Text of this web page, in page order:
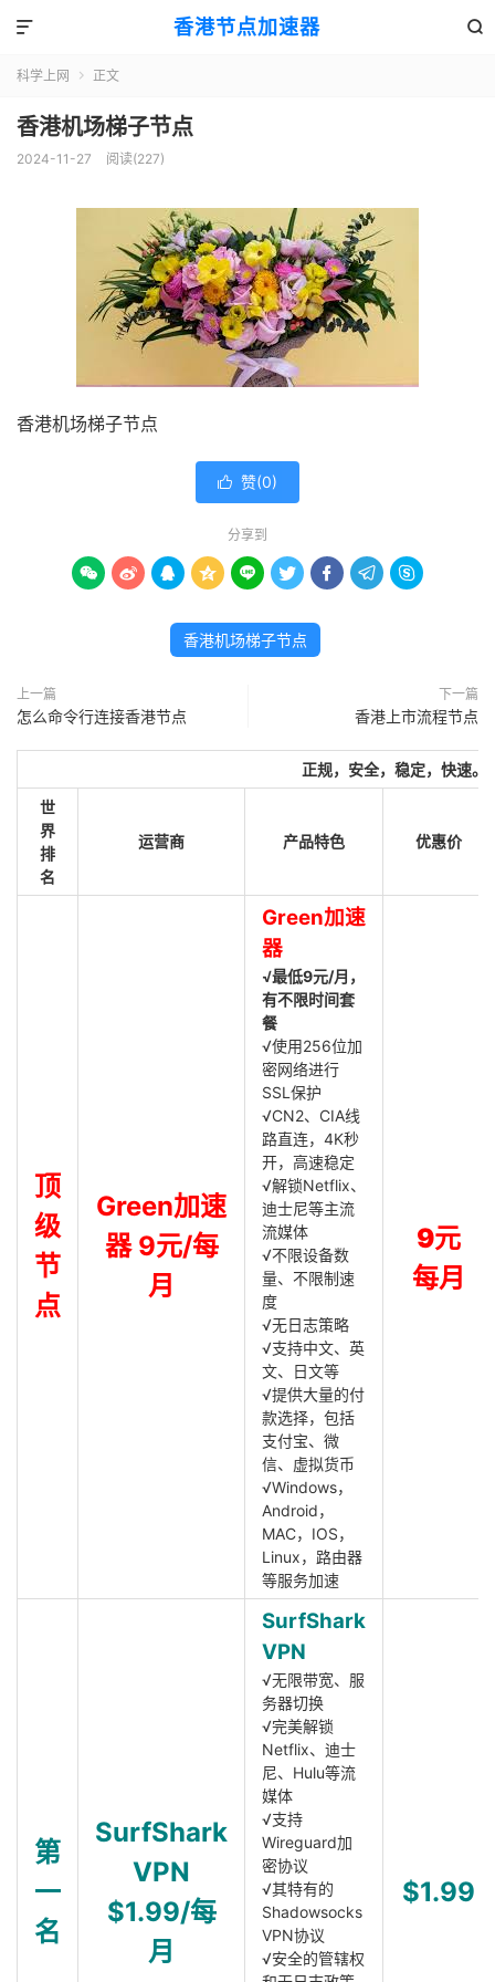
香港节点加速器 

科学上网  正文
香港机场梯子节点
2024-11-27 阅读(227)
香港机场梯子节点
 赞(0)
分享到
        
香港机场梯子节点
上一篇
怎么命令行连接香港节点
下一篇
香港上市流程节点
正规，安全，稳定，快速。
世
界
排
名
运营商 产品特色 优惠价
顶
级
节
点
Green加速
器 9元/每
月
Green加速
器
√最低9元/月，
有不限时间套
餐
√使用256位加
密网络进行
SSL保护
√CN2、CIA线
路直连，4K秒
开，高速稳定
√解锁Netflix、
迪士尼等主流
流媒体
√不限设备数
量、不限制速
度
√无日志策略
√支持中文、英
文、日文等
√提供大量的付
款选择，包括
支付宝、微
信、虚拟货币
√Windows，
Android，
MAC，IOS，
Linux，路由器
等服务加速
9元
每月
第
一
名
SurfShark
VPN
$1.99/每
月
SurfShark
VPN
√无限带宽、服
务器切换
√完美解锁
Netflix、迪士
尼、Hulu等流
媒体
√支持
Wireguard加
密协议
√其特有的
Shadowsocks
VPN协议
√安全的管辖权
$1.99